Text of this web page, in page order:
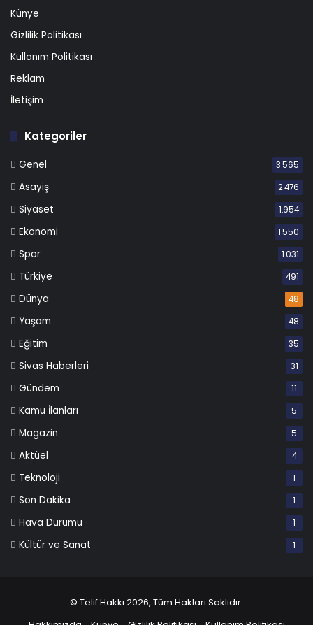
Künye
Gizlilik Politikası
Kullanım Politikası
Reklam
İletişim
Kategoriler
Genel 3.565
Asayiş 2.476
Siyaset 1.954
Ekonomi 1.550
Spor 1.031
Türkiye 491
Dünya 48
Yaşam 48
Eğitim 35
Sivas Haberleri 31
Gündem 11
Kamu İlanları 5
Magazin 5
Aktüel 4
Teknoloji 1
Son Dakika 1
Hava Durumu 1
Kültür ve Sanat 1
© Telif Hakkı 2026, Tüm Hakları Saklıdır